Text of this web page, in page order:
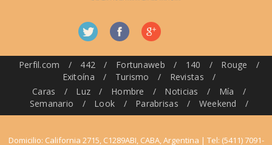
Perfil.com / 442 / Fortunaweb / 140 / Rouge
/
Exitoína
/ Turismo / Revistas
/
Caras
/ Luz / Hombre / Noticias / Mía
/
Semanario
/ Look / Parabrisas / Weekend /
Domicilio: California 2715, C1289ABI, CABA, Argentina | Tel: (5411) 7091-